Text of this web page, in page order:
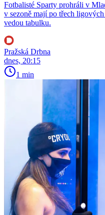
Fotbalisté Sparty prohráli v
v sezoně mají po třech
vedou tabulku.
Pražská Drbna
dnes, 20:15
1 min